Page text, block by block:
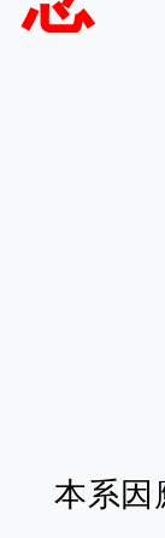
本系因